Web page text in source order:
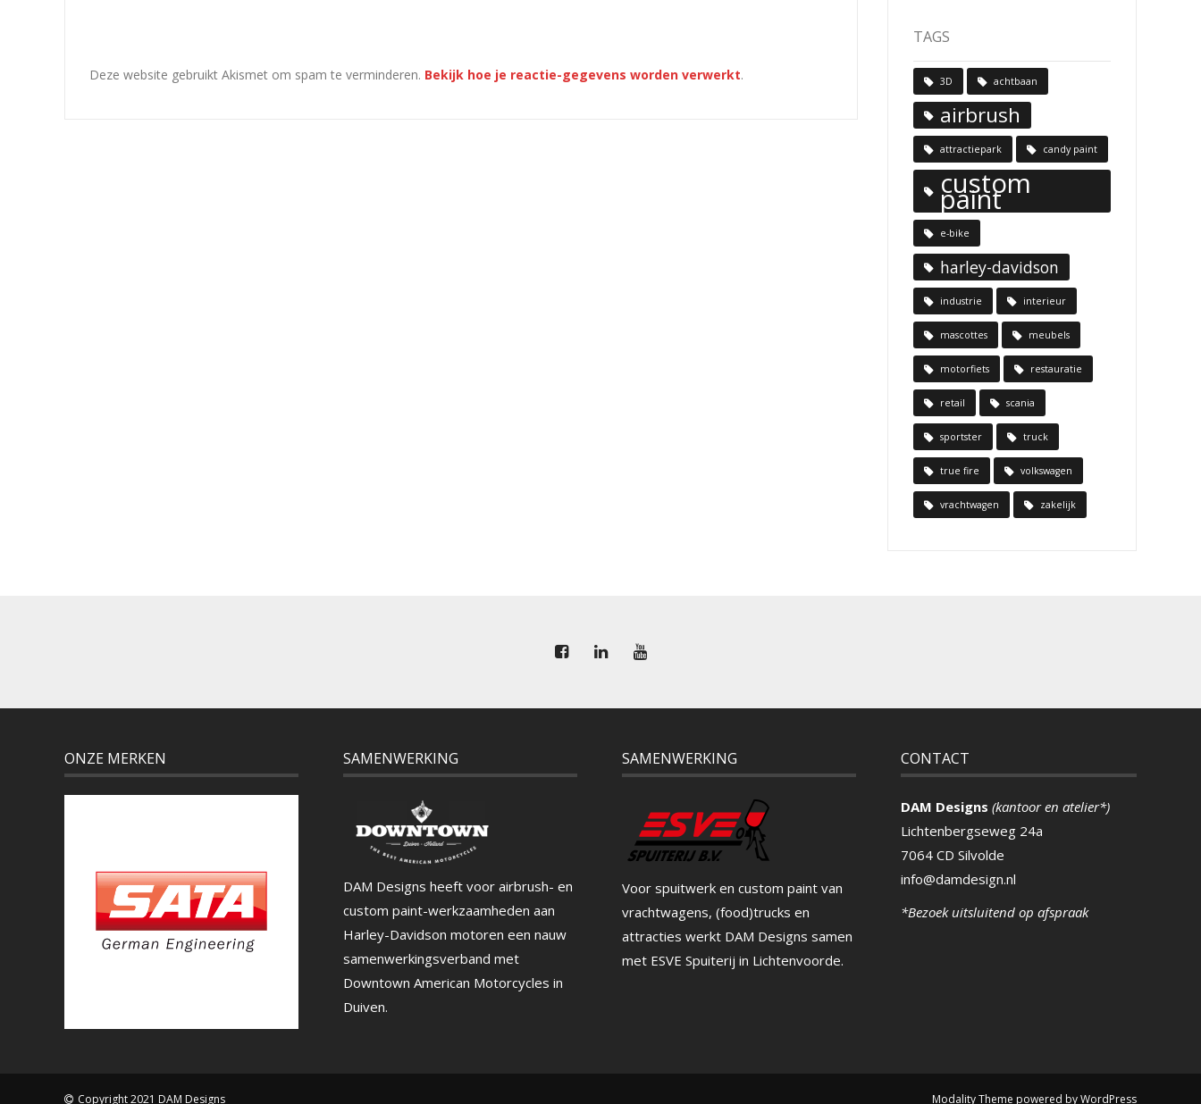
Deze website gebruikt Akismet om spam te verminderen. Bekijk hoe je reactie-gegevens worden verwerkt.
TAGS
3D achtbaan
airbrush
attractiepark candy paint
custom
paint
e-bike
harley-davidson
industrie interieur
mascottes meubels
motorfiets restauratie
retail scania
sportster truck
true fire volkswagen
vrachtwagen zakelijk
ONZE MERKEN SAMENWERKING
DAM Designs heeft voor airbrush- en
custom paint-werkzaamheden aan
Harley-Davidson motoren een nauw
samenwerkingsverband met
Downtown American Motorcycles in
Duiven.
SAMENWERKING
Voor spuitwerk en custom paint van
vrachtwagens, (food)trucks en
attracties werkt DAM Designs samen
met ESVE Spuiterij in Lichtenvoorde.
CONTACT
DAM Designs (kantoor en atelier*)
Lichtenbergseweg 24a
7064 CD Silvolde
info@damdesign.nl
*Bezoek uitsluitend op afspraak
Copyright 2021 DAM Designs Modality Theme powered byWordPress